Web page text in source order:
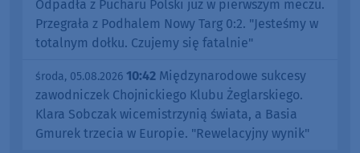
Odpadła z Pucharu Polski już w pierwszym meczu.
Przegrała z Podhalem Nowy Targ 0:2. "Jesteśmy w
totalnym dołku. Czujemy się fatalnie"
środa, 05.08.2026 10:42 Międzynarodowe sukcesy
zawodniczek Chojnickiego Klubu Żeglarskiego.
Klara Sobczak wicemistrzynią świata, a Basia
Gmurek trzecia w Europie. "Rewelacyjny wynik"